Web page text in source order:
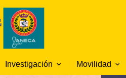
Investigación Movilidad